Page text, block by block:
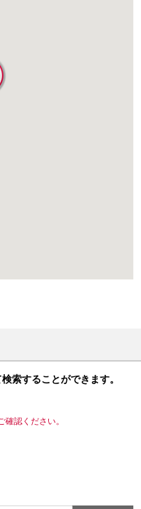
索することができます。
認ください。